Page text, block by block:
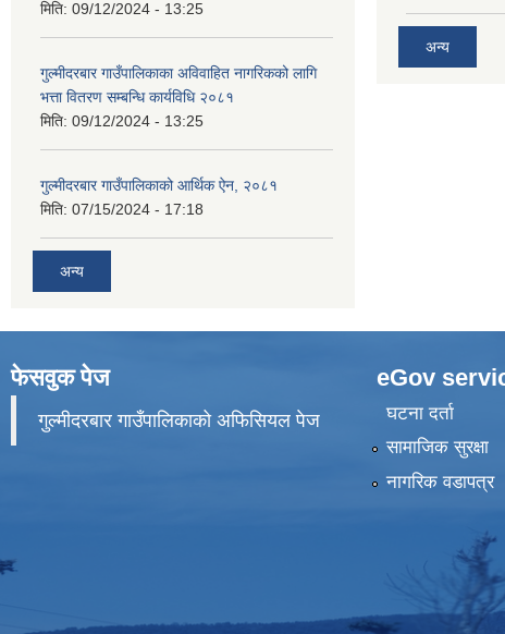
मिति: 09/12/2024 - 13:25
गुल्मीदरबार गाउँपालिकाका अविवाहित नागरिकको लागि
भत्ता वितरण सम्बन्धि कार्यविधि २०८१
मिति: 09/12/2024 - 13:25
गुल्मीदरबार गाउँपालिकाको आर्थिक ऐन, २०८१
मिति: 07/15/2024 - 17:18
अन्य
अन्य
फेसवुक पेज
गुल्मीदरबार गाउँपालिकाको अफिसियल पेज
eGov
घटना दर्ता
सामाजिक सुरक्षा
नागरिक वडापत्र